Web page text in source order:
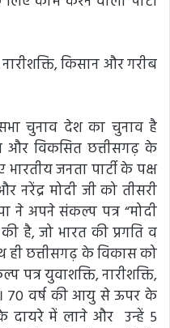
किसान और गरीब
चुनाव देश का चुनाव है
विकसित छत्तीसगढ़ के
जनता पार्टी के पक्ष
मोदी जी को तीसरी
ने अपने संकल्प पत्र “मोदी
है, जो भारत की प्रगति व
ही छत्तीसगढ़ के विकास को
पत्र युवाशक्ति, नारीशक्ति,
70 वर्ष की आयु से ऊपर के
दायरे में लाने और उन्हें 5